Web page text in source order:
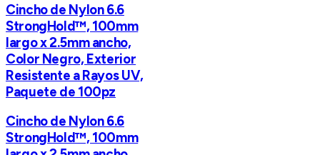
Cincho de Nylon 6.6
StrongHold™, 100mm
largo x 2.5mm ancho,
Color Negro, Exterior
Resistente a Rayos UV,
Paquete de 100pz
Cincho de Nylon 6.6
StrongHold™, 100mm